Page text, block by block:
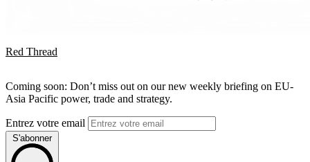
Red Thread
Coming soon: Don’t miss out on our new weekly briefing on EU-
Asia Pacific power, trade and strategy.
Entrez votre email
S'abonner